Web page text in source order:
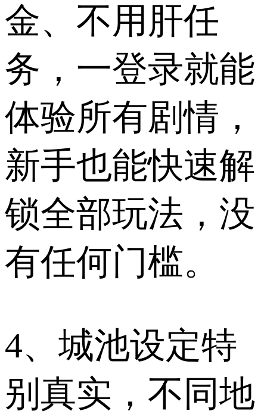
金、不用肝任
务，一登录就能
体验所有剧情，
新手也能快速解
锁全部玩法，没
有任何门槛。
4、城池设定特
别真实，不同地